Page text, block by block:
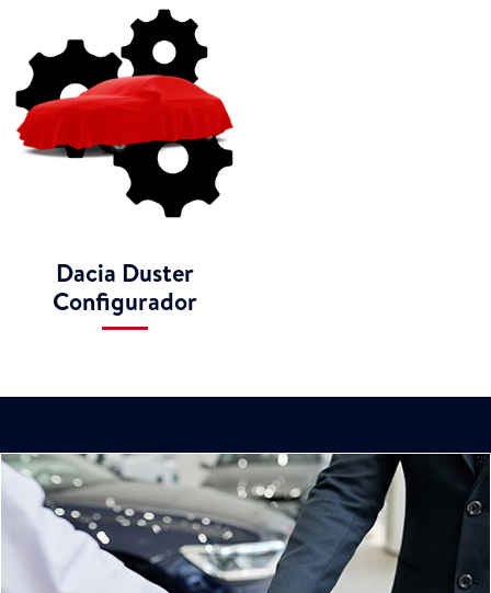
Dacia Duster
Configurador